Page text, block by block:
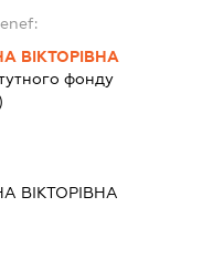
ВІКТОРІВНА
фонду
ВІКТОРІВНА